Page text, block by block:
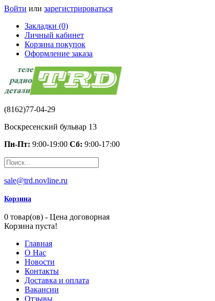
Войти или зарегистрироваться
Закладки (0)
Личный кабинет
Корзина покупок
Оформление заказа
(8162)77-04-29
Воскресенский бульвар 13
Пн-Пт: 9:00-19:00 Сб: 9:00-17:00
sale@trd.novline.ru
Корзина
0 товар(ов) - Цена договорная
Корзина пуста!
Главная
О Нас
Новости
Контакты
Доставка и оплата
Вакансии
Отзывы